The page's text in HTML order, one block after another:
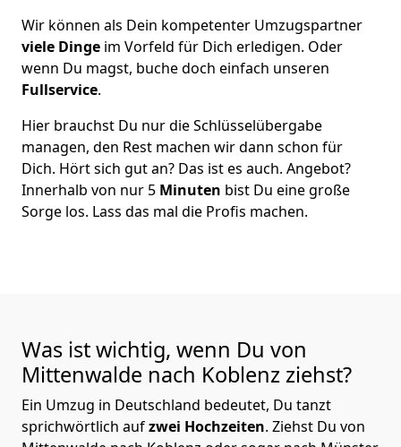
Wir können als Dein kompetenter Umzugspartner
viele Dinge im Vorfeld für Dich erledigen. Oder
wenn Du magst, buche doch einfach unseren
Fullservice.
Hier brauchst Du nur die Schlüsselübergabe
managen, den Rest machen wir dann schon für
Dich. Hört sich gut an? Das ist es auch. Angebot?
Innerhalb von nur 5 Minuten bist Du eine große
Sorge los. Lass das mal die Profis machen.
Was ist wichtig, wenn Du von
Mittenwalde nach Koblenz ziehst?
Ein Umzug in Deutschland bedeutet, Du tanzt
sprichwörtlich aufzwei Hochzeiten. Ziehst Du von